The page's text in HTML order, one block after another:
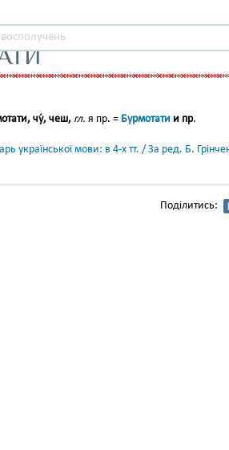
чу́, чеш, гл. я пр. = Бурмотати и пр.
української мови: в 4-х тт. / За ред. Б.
Поділитись: